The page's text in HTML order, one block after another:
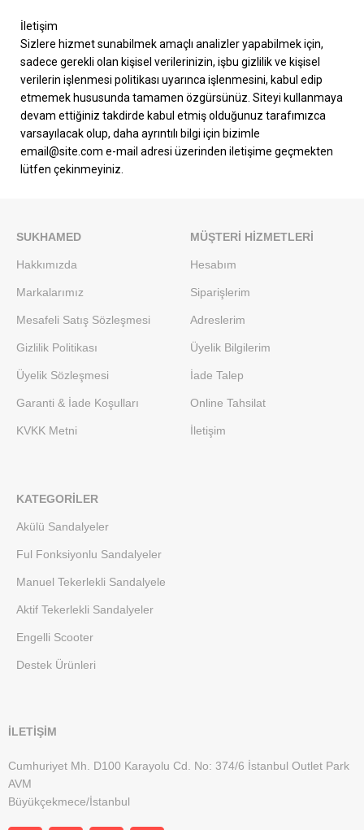
İletişim
Sizlere hizmet sunabilmek amaçlı analizler yapabilmek için,
sadece gerekli olan kişisel verilerinizin, işbu gizlilik ve kişisel
verilerin işlenmesi politikası uyarınca işlenmesini, kabul edip
etmemek hususunda tamamen özgürsünüz. Siteyi kullanmaya
devam ettiğiniz takdirde kabul etmiş olduğunuz tarafımızca
varsayılacak olup, daha ayrıntılı bilgi için bizimle
email@site.com e-mail adresi üzerinden iletişime geçmekten
lütfen çekinmeyiniz.
SUKHAMED
Hakkımızda
Markalarımız
Mesafeli Satış Sözleşmesi
Gizlilik Politikası
Üyelik Sözleşmesi
Garanti & İade Koşulları
KVKK Metni
MÜŞTERI HIZMETLERI
Hesabım
Siparişlerim
Adreslerim
Üyelik Bilgilerim
İade Talep
Online Tahsilat
İletişim
KATEGORILER
Akülü Sandalyeler
Ful Fonksiyonlu Sandalyeler
Manuel Tekerlekli Sandalyele
Aktif Tekerlekli Sandalyeler
Engelli Scooter
Destek Ürünleri
İLETİŞİM
Cumhuriyet Mh. D100 Karayolu Cd. No: 374/6 İstanbul Outlet Park
AVM
Büyükçekmece/İstanbul